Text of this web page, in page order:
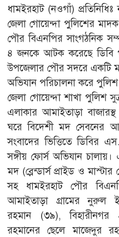
ধামইরহাট (নওগাঁ)
জেলা গোয়েন্দা পুলিশের
পৌর বিএনপির সাংগঠনিক
৪ জনকে আটক করেছে ডিবি
উপজেলার পৌর সদরে একটি
অভিযান পরিচালনা করে
জেলা গোয়েন্দা শাখা পুলিশ
এলাকার আমাইতাড়া
ঘরে বিদেশী মদ সেবনের
সংবাদের ভিত্তিতে
সঙ্গীয় ফোর্স অভিযান
মদ (ব্লেন্ডার্স প্রাইড ও মাস্টার
সহ ধামইরহাট পৌর
আমাইতাড়া গ্রামের নুরুল
রহমান (৩৯),
রহমানের ছেলে মাজেদুর